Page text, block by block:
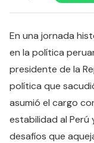
En una jornada
en la política
presidente de la
política que
asumió el cargo
estabilidad al Perú
desafíos que